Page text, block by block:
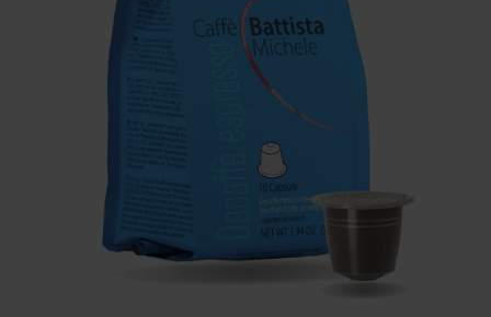
Müügitingimused
Privaatsuspoliitika